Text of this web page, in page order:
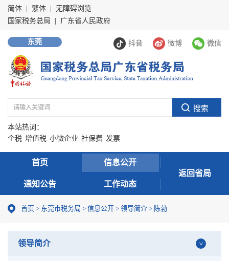
简体 繁体
无障碍浏览
国家税务总局
广东省人民政府
抖音 微博 微信
东莞
本站热词：
个税 增值税 小微企业 社保费 发票
首页 信息公开
通知公告 工作动态
返回省局
首页 > 东莞市税务局 > 信息公开 > 领导简介 > 陈勃
领导简介